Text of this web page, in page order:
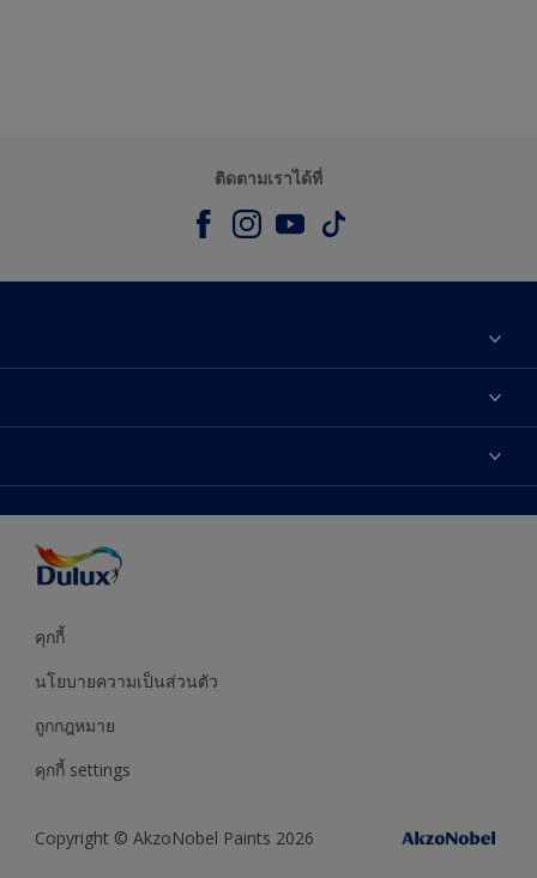
ติดตามเราได้ที่
ติดต่อเรา
ผลิตภัณฑ์
ไอเดียการตกแต่ง
คำแนะนำจากผู้เชี่ยวชาญ
บริการออกแบบสี
คุกกี้
นโยบายความเป็นส่วนตัว
ถูกกฎหมาย
คุกกี้ settings
Copyright © AkzoNobel Paints 2026